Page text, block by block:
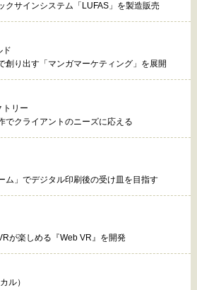
クサインシステム「LUFAS」を製造販売
ド
創り出す「マンガマーケティング」を展開
トリー
でクライアントのニーズに応える
ム」でデジタル印刷後の受け皿を目指す
が楽しめる『Web VR』を開発
ル）